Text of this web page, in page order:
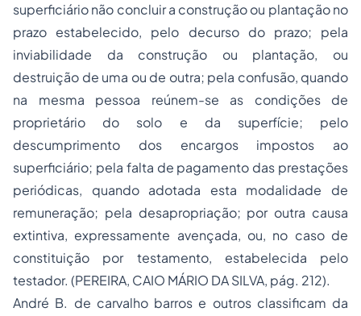
superficiário não concluir a construção ou plantação no
prazo estabelecido, pelo decurso do prazo; pela
inviabilidade da construção ou plantação, ou
destruição de uma ou de outra; pela confusão, quando
na mesma pessoa reúnem-se as condições de
proprietário do solo e da superfície; pelo
descumprimento dos encargos impostos ao
superficiário; pela falta de pagamento das prestações
periódicas, quando adotada esta modalidade de
remuneração; pela desapropriação; por outra causa
extintiva, expressamente avençada, ou, no caso de
constituição por testamento, estabelecida pelo
testador. (PEREIRA, CAIO MÁRIO DA SILVA, pág. 212).
André B. de carvalho barros e outros classificam da